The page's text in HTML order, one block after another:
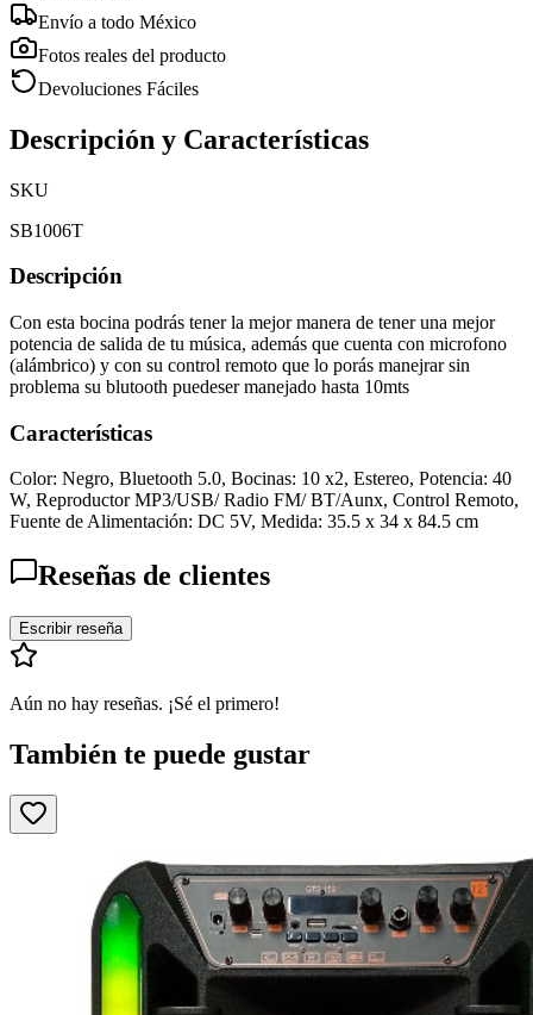
Envío a todo México
Fotos reales del producto
Devoluciones Fáciles
Descripción y Características
SKU
SB1006T
Descripción
Con esta bocina podrás tener la mejor manera de tener una mejor
potencia de salida de tu música, además que cuenta con microfono
(alámbrico) y con su control remoto que lo porás manejrar sin
problema su blutooth puedeser manejado hasta 10mts
Características
Color: Negro, Bluetooth 5.0, Bocinas: 10 x2, Estereo, Potencia: 40
W, Reproductor MP3/USB/ Radio FM/ BT/Aunx, Control Remoto,
Fuente de Alimentación: DC 5V, Medida: 35.5 x 34 x 84.5 cm
Reseñas de clientes
Escribir reseña
Aún no hay reseñas. ¡Sé el primero!
También te puede gustar